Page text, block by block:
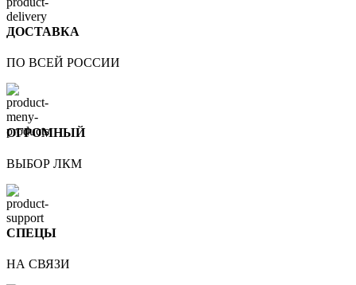
ДОСТАВКА
ПО ВСЕЙ РОССИИ
ОГРОМНЫЙ
ВЫБОР ЛКМ
СПЕЦЫ
НА СВЯЗИ